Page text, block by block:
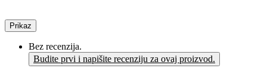
Prikaz
Bez recenzija.
Budite prvi i napišite recenziju za ovaj proizvod.